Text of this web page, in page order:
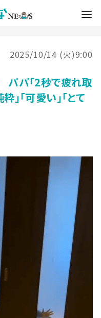
2025/10/14 (火)9:00
パ「2秒で疲れ取
「可愛い」「とて